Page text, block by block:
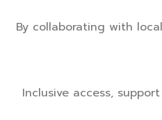
By collaborating with
Inclusive access,